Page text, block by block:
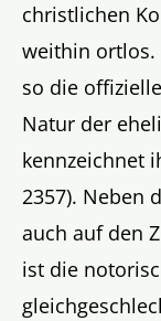
christlichen
weithin ortlos.
so die
Natur der
kennzeichnet
2357). Neben
auch auf den
ist die